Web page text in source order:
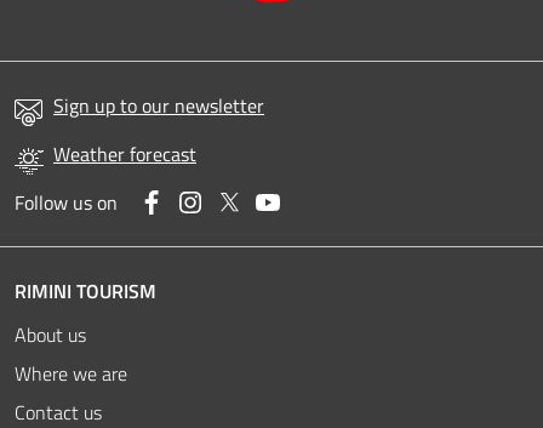
Sign up to our newsletter
Weather forecast
Follow us on
FacebookInstagram
Twitter
RIMINI TOURISM
About us
Where we are
Contact us